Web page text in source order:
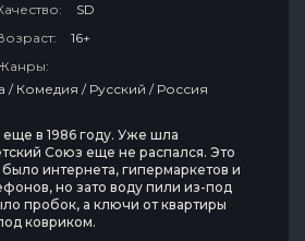
SD
16+
Комедия / Русский / Россия
еще в 1986 году. Уже шла
Союз еще не распался. Это
интернета, гипермаркетов и
но зато воду пили из-под
пробок, а ключи от квартиры
ковриком.